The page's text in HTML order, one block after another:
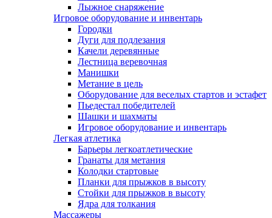
Лыжное снаряжение
Игровое оборудование и инвентарь
Городки
Дуги для подлезания
Качели деревянные
Лестница веревочная
Манишки
Метание в цель
Оборудование для веселых стартов и эстафет
Пьедестал победителей
Шашки и шахматы
Игровое оборудование и инвентарь
Легкая атлетика
Барьеры легкоатлетические
Гранаты для метания
Колодки стартовые
Планки для прыжков в высоту
Стойки для прыжков в высоту
Ядра для толкания
Массажеры